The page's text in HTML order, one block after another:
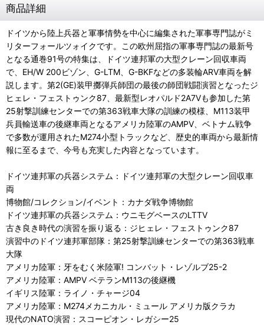
商品詳細
ドイツから陸上兵器と軍事情勢を中心に編集された軍事専門誌がミ
リターフォールツォイクです。この欧州屈指の軍事専門誌の最新号
となる通巻91号の特集は、ドイツ連邦軍の大型クレーン回収車両
で、EH/W 200ビゾン、G-LTM、G-BKFなどの多装輪ARV車両を解
説します。第2(GE)装甲擲弾兵師団の最後の師団戦闘演習となったジ
ヒェレ・フェストゥンク87、最新型レオパルド2A7Vも参加した第
25射撃訓練センターでの第363戦車大隊の訓練の模様、M113装甲
兵員輸送車の後継車両となるアメリカ陸軍のAMPV、ベトナム戦争
で多数が運用されたM274小型トラックなど、歴史的車両から最新情
報に至るまで、今号も充実した内容となっています。
ドイツ連邦軍の兵器システム：ドイツ連邦軍の大型クレーン回収車
両
博物館/コレクション/イベント：カナダ戦争博物館
ドイツ連邦軍の兵器システム：ウニモグベースのLTTV
古き良き時代の演習を振り返る：ジヒェレ・フェストゥンク87
演習中のドイツ連邦軍部隊：第25射撃訓練センターでの第363戦車
大隊
アメリカ陸軍：牙をむく米陸軍! コンバット・レゾルブ25-2
アメリカ陸軍：AMPV ベテランM113の後継機
イギリス陸軍：ライノ・チャージ04
アメリカ陸軍：M274メカニカル・ミュール アメリカ版クラカ
現代のNATO演習：スコーピオン・レガシー25